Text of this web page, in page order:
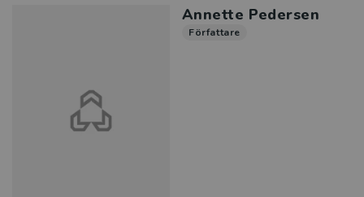
Annette Pedersen
Författare